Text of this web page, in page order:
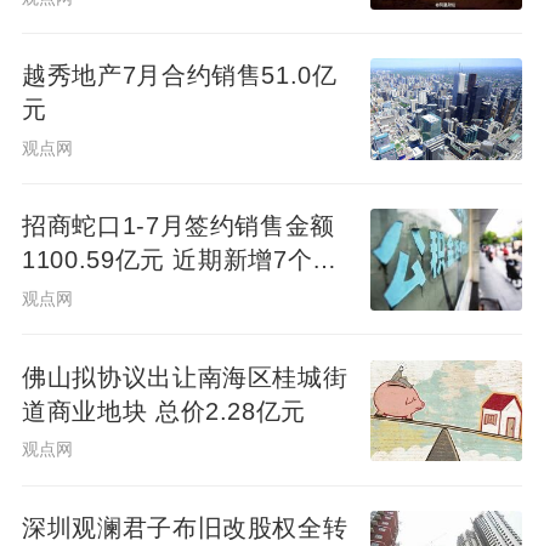
越秀地产7月合约销售51.0亿
元
观点网
招商蛇口1-7月签约销售金额
1100.59亿元 近期新增7个项
目
观点网
佛山拟协议出让南海区桂城街
道商业地块 总价2.28亿元
观点网
深圳观澜君子布旧改股权全转